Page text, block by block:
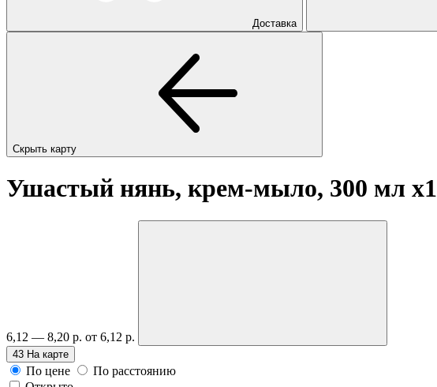
Доставка
Скрыть карту
Ушастый нянь, крем-мыло, 300 мл x1
6,12 — 8,20 р. от 6,12 р.
43 На карте
По цене
По расстоянию